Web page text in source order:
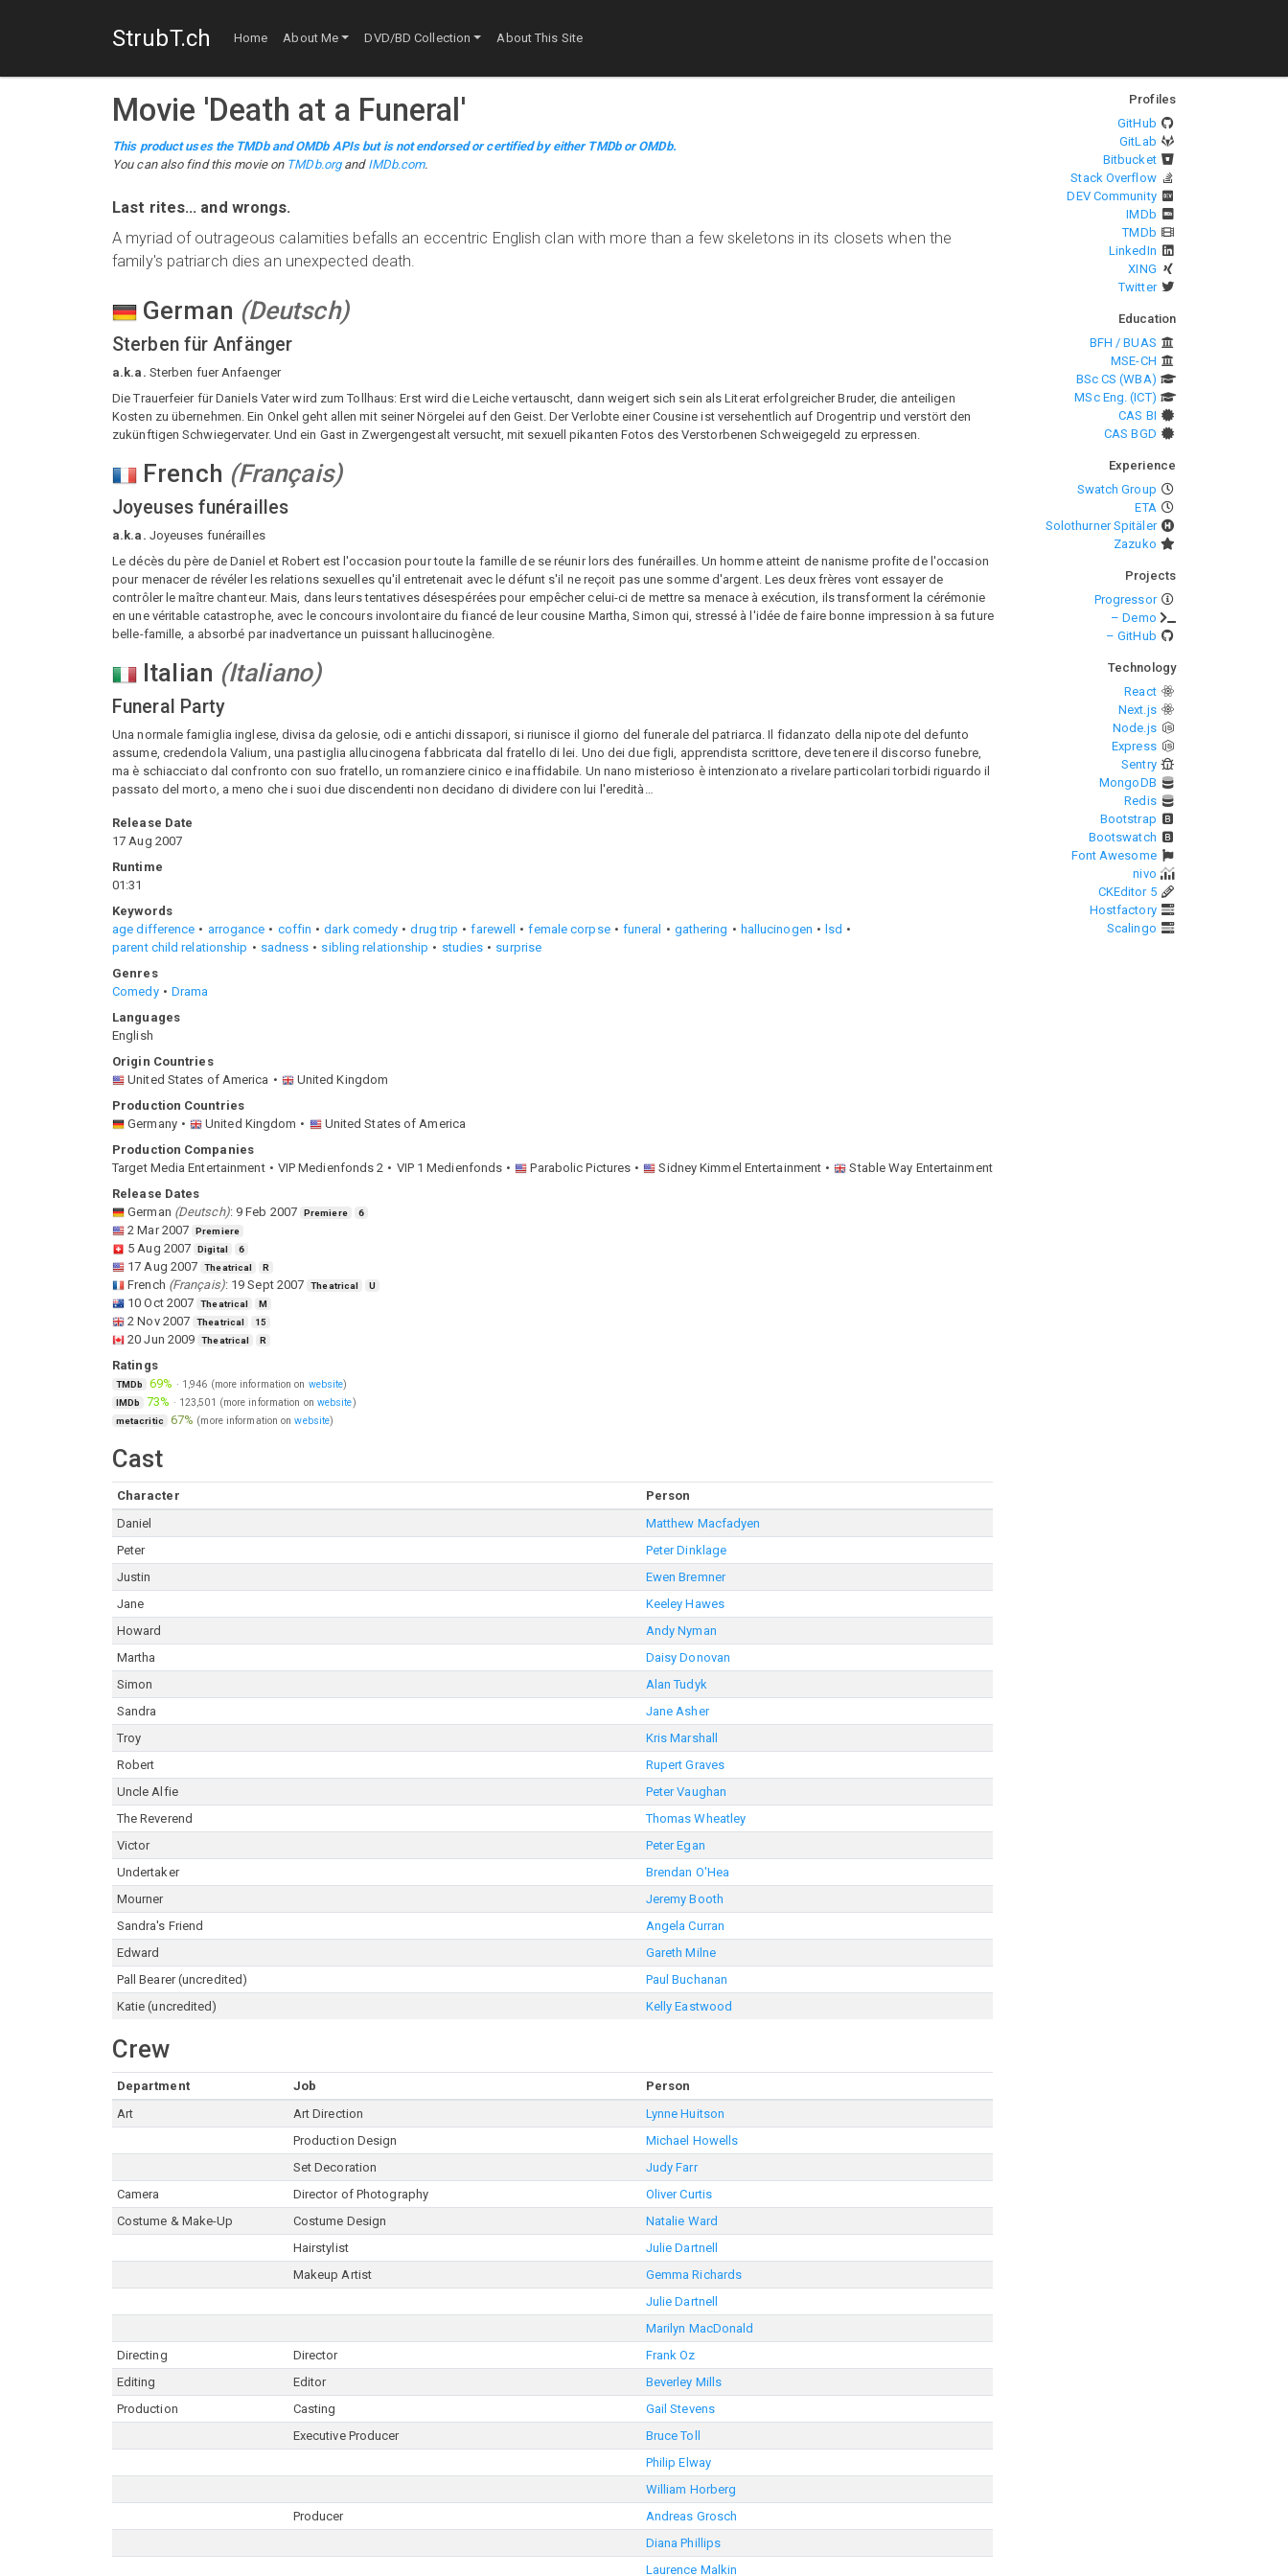
StrubT.ch Home About Me DVD/BD Collection About This Site
Movie 'Death at a Funeral '
This product uses the TMDb and OMDb APIs but is not endorsed or certified by either TMDb or OMDb.
You can also find this movieon TMDb.organd IMDb.com.
Last rites... and wrongs.
A myriad of outrageous calamities befalls an eccentric English clan with more than a few skeletons in its closets when the
family's patriarch dies an unexpected death.
German (Deutsch)
Sterben für Anfänger
a.k.a. Sterben fuer Anfaenger
Die Trauerfeier für Daniels Vater wird zum Tollhaus: Erst wird die Leiche vertauscht, dann weigert sich sein als Literat erfolgreicher Bruder, die anteiligen
Kosten zu übernehmen. Ein Onkel geht allen mit seiner Nörgelei auf den Geist. Der Verlobte einer Cousine ist versehentlich auf Drogentrip und verstört den
zukünftigen Schwiegervater. Und ein Gast in Zwergengestalt versucht, mit sexuell pikanten Fotos des Verstorbenen Schweigegeld zu erpressen.
French (Français)
Joyeuses funérailles
a.k.a. Joyeuses funérailles
Le décès du père de Daniel et Robert est l'occasion pour toute la famille de se réunir lors des funérailles. Un homme atteint de nanisme profite de l'occasion
pour menacer de révéler les relations sexuelles qu'il entretenait avec le défunt s'il ne reçoit pas une somme d'argent. Les deux frères vont essayer de
contrôler le maître chanteur. Mais, dans leurs tentatives désespérées pour empêcher celui-ci de mettre sa menace à exécution, ils transforment la cérémonie
en une véritable catastrophe, avec le concours involontaire du fiancé de leur cousine Martha, Simon qui, stressé à l'idée de faire bonne impression à sa future
belle-famille, a absorbé par inadvertance un puissant hallucinogène.
Italian (Italiano)
Funeral Party
Una normale famiglia inglese, divisa da gelosie, odi e antichi dissapori, si riunisce il giorno del funerale del patriarca. Il fidanzato della nipote del defunto
assume, credendola Valium, una pastiglia allucinogena fabbricata dal fratello di lei. Uno dei due figli, apprendista scrittore, deve tenere il discorso funebre,
ma è schiacciato dal confronto con suo fratello, un romanziere cinico e inaffidabile. Un nano misterioso è intenzionato a rivelare particolari torbidi riguardo il
passato del morto, a meno che i suoi due discendenti non decidano di dividere con lui l'eredità…
Release Date
17 Aug 2007
Runtime
01:31
Keywords
age difference
arrogance coffin dark comedy drug trip farewell female corpse funeral gathering hallucinogen
lsd
parent child relationship
sadness sibling relationship studies
surprise
Genres
Comedy
Drama
Languages
English
Origin Countries
United States of America
United Kingdom
Production Countries
Germany
United Kingdom
United States of America
Production Companies
Target Media Entertainment
VIP Medienfonds 2 VIP 1 Medienfonds Parabolic Pictures Sidney Kimmel Entertainment
Stable Way Entertainment
Release Dates
German (Deutsch): 9 Feb 2007 Premiere 6
2 Mar 2007 Premiere
5 Aug 2007 Digital 6
17 Aug 2007 Theatrical R
French (Français): 19 Sept 2007 Theatrical U
10 Oct 2007 Theatrical M
2 Nov 2007 Theatrical 15
20 Jun 2009 Theatrical R
Ratings
TMDb 69% · 1,946 (more information on website)
IMDb 73% · 123,501 (more information on website)
metacritic 67% (more information onwebsite)
Cast
Character
Person
Daniel
Matthew Macfadyen
Peter
Peter Dinklage
Justin
Ewen Bremner
Jane
Keeley Hawes
Howard
Andy Nyman
Martha
Daisy Donovan
Simon
Alan Tudyk
Sandra
Jane Asher
Troy
Kris Marshall
Robert
Rupert Graves
Uncle Alfie
Peter Vaughan
The Reverend
Thomas Wheatley
Victor
Peter Egan
Undertaker
Brendan O'Hea
Mourner
Jeremy Booth
Sandra's Friend
Angela Curran
Edward
Gareth Milne
Pall Bearer (uncredited)
Paul Buchanan
Katie (uncredited)
Kelly Eastwood
Crew
Department Job
Person
Art
Art Direction
Lynne Huitson
Production Design
Michael Howells
Set Decoration
Judy Farr
Camera
Director of Photography
Oliver Curtis
Costume & Make-Up
Costume Design
Natalie Ward
Hairstylist
Julie Dartnell
Makeup Artist
Gemma Richards
Julie Dartnell
Marilyn MacDonald
Directing
Director
Frank Oz
Editing
Editor
Beverley Mills
Production
Casting
Gail Stevens
Executive Producer
Bruce Toll
Philip Elway
William Horberg
Producer
Andreas Grosch
Diana Phillips
Laurence Malkin
Profiles
GitHub
GitLab
Bitbucket
Stack Overflow
DEV Community
IMDb
TMDb
LinkedIn
XING
Twitter
Education
BFH / BUAS
MSE-CH
BSc CS (WBA)
MSc Eng. (ICT)
CAS BI
CAS BGD
Experience
Swatch Group
ETA
Solothurner Spitäler
Zazuko
Projects
Progressor
– Demo
– GitHub
Technology
React
Next.js
Node.js
Express
Sentry
MongoDB
Redis
Bootstrap
Bootswatch
Font Awesome
nivo
CKEditor 5
Hostfactory
Scalingo